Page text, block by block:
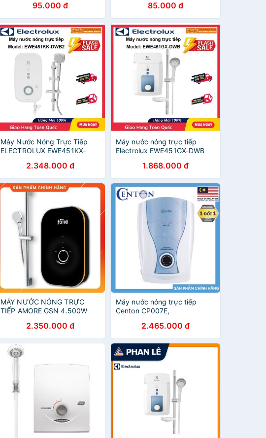
95.000 đ 85.000 đ
Máy Nước Nóng Trực Tiếp
ELECTROLUX EWE451KX-
2.348.000 đ
Máy nước nóng trực tiếp
Electrolux EWE451GX-DWB
1.868.000 đ
MÁY NƯỚC NÓNG TRỰC
TIẾP AMORE GSN 4.500W
2.350.000 đ
Máy nước nóng trực tiếp
Centon CP007E,
2.465.000 đ